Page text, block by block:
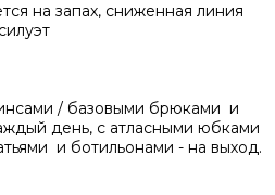
на запах, сниженная линия
/ базовыми брюками и
день, с атласными юбками
и ботильонами - на выход.